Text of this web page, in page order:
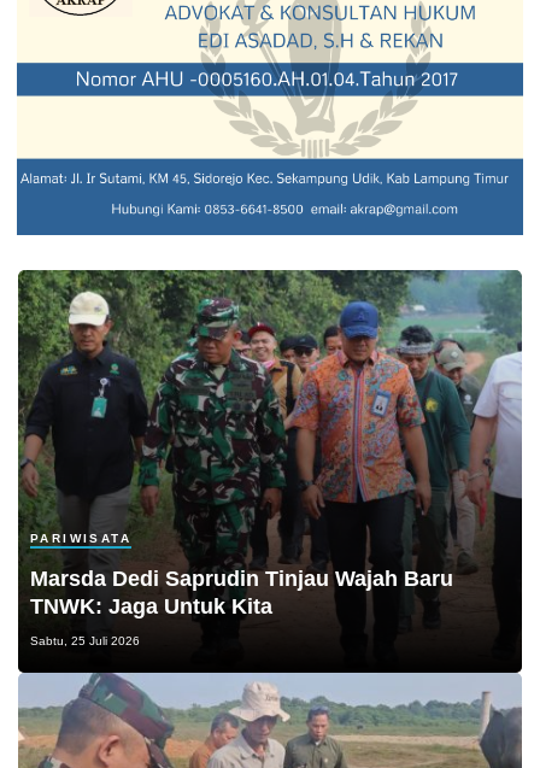
PARIWISATA
Marsda Dedi Saprudin Tinjau Wajah Baru
TNWK: Jaga Untuk Kita
Sabtu, 25 Juli 2026